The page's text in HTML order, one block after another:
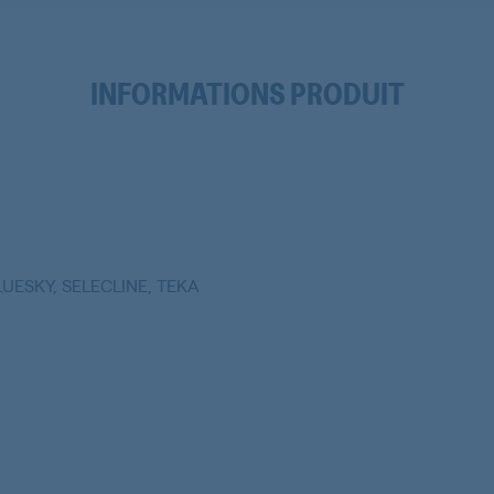
INFORMATIONS PRODUIT
SELECLINE, TEKA